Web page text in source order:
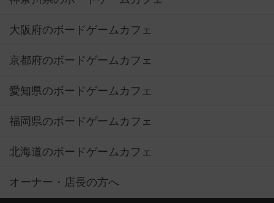
大阪府のボードゲームカフェ
京都府のボードゲームカフェ
愛知県のボードゲームカフェ
福岡県のボードゲームカフェ
北海道のボードゲームカフェ
オーナー・店長の方へ